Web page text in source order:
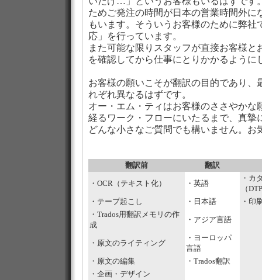
ためご発注の時間が日本の営業時間外に
もいます。そういうお客様のために弊社
応」を行っています。
また可能な限りスタッフが直接お客様と
を確認してから仕事にとりかかるように
お客様の願いこそが翻訳の目的であり、
れぞれ異なるはずです。
オー・エム・ティはお客様のささやかな
経るワーク・フローにいたるまで、真摯
どんな小さなご質問でも構いません。お
翻訳前 翻訳
・OCR（テキスト化） ・英語
・カ
（
・テープ起こし
・日本語
・印
・Trados用翻訳メモリの作
成
・アジア言語
・原文のライティング
・ヨーロッパ
言語
・原文の編集
・Trados翻訳
・企画・デザイン